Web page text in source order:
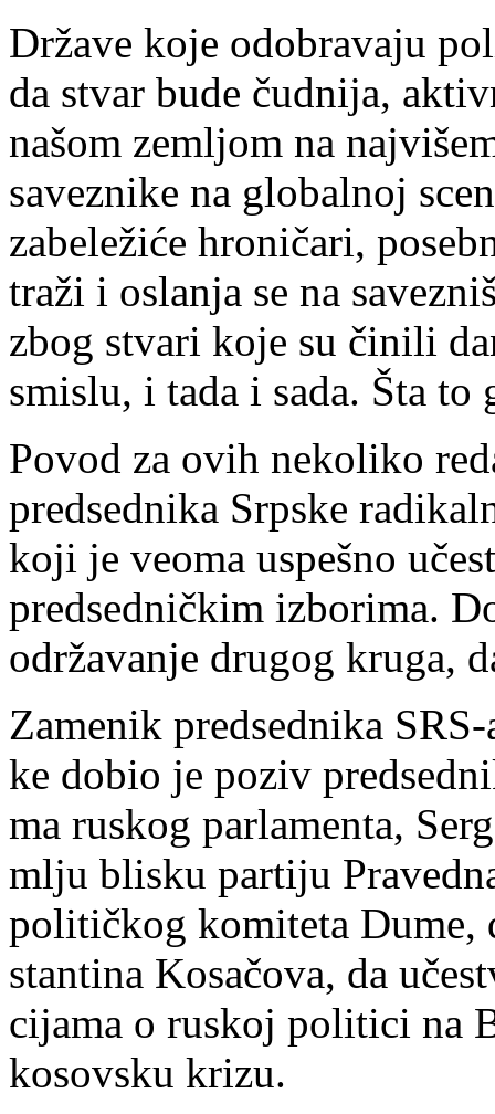
Dr­ža­ve ko­je odo­bra­va­ju
da stvar bu­de čud­ni­ja,
na­šom ze­mljom na
sa­ve­zni­ke na glo­bal­noj
za­be­le­ži­će hro­ni­ča­ri,
tra­ži i osla­nja se na
zbog stva­ri ko­je su či­ni­li
smi­slu, i ta­da i sa­da. Šta
Po­vod za ovih ne­ko­li­ko
pred­sed­ni­ka Srp­ske
ko­ji je ve­o­ma us­peš­no
pred­sed­nič­kim iz­bo­ri­ma.
odr­ža­va­nje dru­gog kru­ga,
Za­me­nik pred­sed­ni­ka
ke do­bio je po­ziv
ma ru­skog par­la­men­ta,
mlju bli­sku par­ti­ju
po­li­tič­kog ko­mi­te­ta Du­me,
stan­ti­na Ko­sa­čo­va, da
ci­ja­ma o ru­skoj po­li­ti­ci na
ko­sov­sku kri­zu.